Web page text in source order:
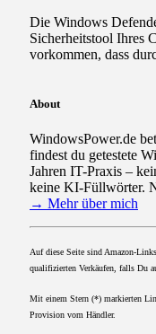
Die Windows
Sicherheitstool Ihres
vorkommen, dass
About
WindowsPower.de
findest du getestete
Jahren IT-Praxis –
keine KI-Füllwörter.
→ Mehr über mich
Auf diese Seite sind Amazon-
qualifizierten Verkäufen, falls Du
Mit einem Stern (*) markierten
Provision vom Händler.